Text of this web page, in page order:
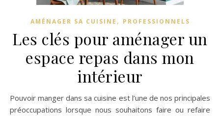
AMÉNAGER SA CUISINE , PROFESSIONNELS
Les clés pour aménager un
espace repas dans mon
intérieur
Pouvoir manger dans sa cuisine est l’une de nos principales
préoccupations lorsque nous souhaitons faire ou refaire